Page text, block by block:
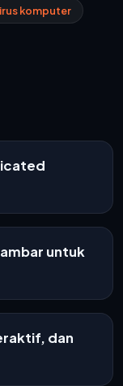
komputer
untuk
dan